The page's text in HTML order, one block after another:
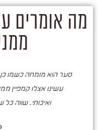
מה אומרים
סער הוא מומחה כשמו כן
עשינו אצלו קמפיין
ואיכותי. שווה